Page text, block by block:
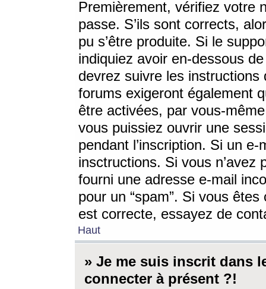
Premièrement, vérifiez votre
passe. S’ils sont corrects,
pu s’être produite. Si le
indiquiez avoir en-dessous
devrez suivre les
forums exigeront également
être activées, par vous-
vous puissiez ouvrir une
pendant l’inscription. Si un
insctructions. Si vous n’avez
fourni une adresse e-mail
pour un “spam”. Si vous
est correcte, essayez de
Haut
» Je me suis inscrit dans
connecter à présent ?!